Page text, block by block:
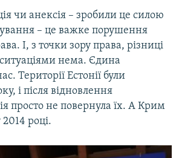
чи анексія – зробили це силою
– це важке порушення
І, з точки зору права, різниці
нема. Єдина
Території Естонії були
і після відновлення
просто не повернула їх. А Крим
році.